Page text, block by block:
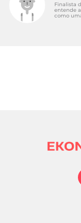
Finalista
entende
como